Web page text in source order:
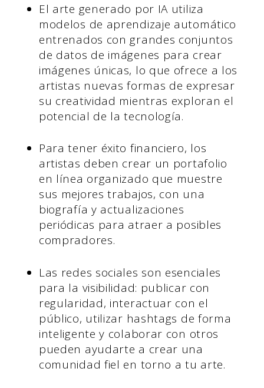
El arte generado por IA utiliza
modelos de aprendizaje automático
entrenados con grandes conjuntos
de datos de imágenes para crear
imágenes únicas, lo que ofrece a los
artistas nuevas formas de expresar
su creatividad mientras exploran el
potencial de la tecnología.
Para tener éxito financiero, los
artistas deben crear un portafolio
en línea organizado que muestre
sus mejores trabajos, con una
biografía y actualizaciones
periódicas para atraer a posibles
compradores.
Las redes sociales son esenciales
para la visibilidad: publicar con
regularidad, interactuar con el
público, utilizar hashtags de forma
inteligente y colaborar con otros
pueden ayudarte a crear una
comunidad fiel en torno a tu arte.